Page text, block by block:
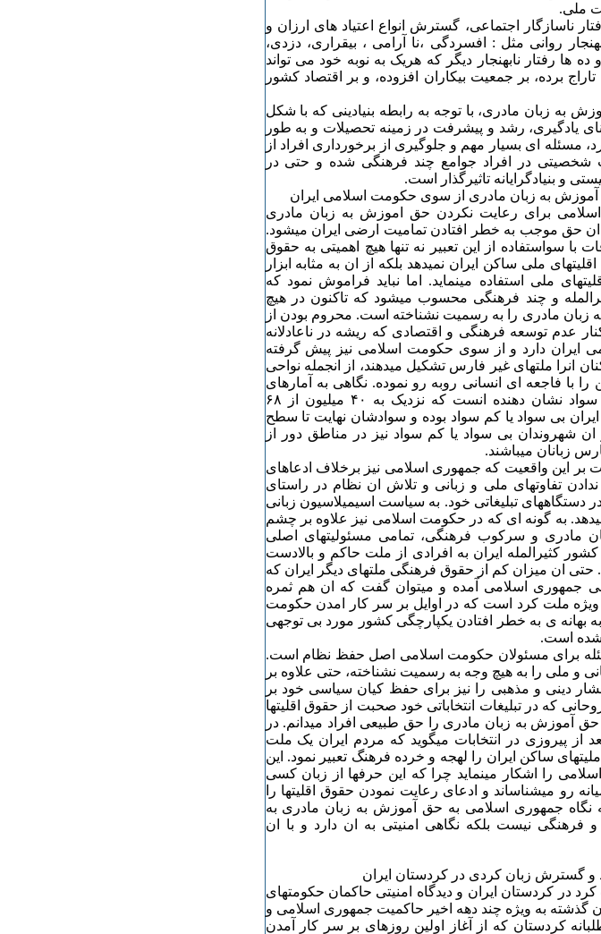
ملی.
ناسازگار اجتماعی، گسترش انواع اعتیاد های ارزان و
روانی مثل : افسردگی ،نا آرامی ، بیقراری، دزدی،
ها رفتار نابهنجار دیگر که هریک به نوبه خود می تواند
تاراج برده، بر جمعیت بیکاران افزوده، و بر اقتصاد کشور
به زبان مادری، با توجه به رابطه بنیادینی که با شکل
یادگیری، رشد و پیشرفت در زمینه تحصیلات و به طور
مسئله ای بسیار مهم و جلوگیری از برخورداری افراد از
شخصیتی در افراد جوامع چند فرهنگی شده و حتی در
و بنیادگرایانه تاثیرگذار است.
به زبان مادری از سوی حکومت اسلامی ایران
برای رعایت نکردن حق اموزش به زبان مادری
ان حق موجب به خطر افتادن تمامیت ارضی ایران میشود.
سواستفاده از این تعبیر نه تنها هیچ اهمیتی به حقوق
ملی ساکن ایران نمیدهد بلکه از ان به مثابه ابزار
ملی استفاده مینماید. اما نباید فراموش نمود که
و چند فرهنگی محسوب میشود که تاکنون در هیچ
مادری را به رسمیت نشناخته است. محروم بودن از
عدم توسعه فرهنگی و اقتصادی که ریشه در ناعادلانه
ایران دارد و از سوی حکومت اسلامی نیز پیش گرفته
انرا ملتهای غیر فارس تشکیل میدهند، از انجمله نواحی
با فاجعه ای انسانی روبه رو نموده. نگاهی به آمارهای
منتشر شده در مورد سطح سواد نشان دهنده انست که نزدیک به ۴۰ میلیون از ۶٨
جمعیت بالای ۶ سال ایران بی سواد یا کم سواد بوده و سوادشان نهایت تا سطح
ان شهروندان بی سواد یا کم سواد نیز در مناطق دور از
زبانان میباشند.
بر این واقعیت که جمهوری اسلامی نیز برخلاف ادعاهای
تفاوتهای ملی و زبانی و تلاش ان نظام در راستای
دستگاههای تبلیغاتی خود. به سیاست اسیمیلاسیون زبانی
به گونه ای که در حکومت اسلامی نیز علاوه بر چشم
مادری و سرکوب فرهنگی، تمامی مسئولیتهای اصلی
کثیرالمله ایران به افرادی از ملت حاکم و بالادست
ان میزان کم از حقوق فرهنگی ملتهای دیگر ایران که
قانون اساسی جمهوری اسلامی آمده و میتوان گفت که ان هم ثمره
ویژه ملت کرد است که در اوایل بر سر کار امدن حکومت
بهانه ی به خطر افتادن یکپارچگی کشور مورد بی توجهی
است.
برای مسئولان حکومت اسلامی اصل حفظ نظام است.
و ملی را به هیچ وجه به رسمیت نشناخته، حتی علاوه بر
دینی و مذهبی را نیز برای حفظ کیان سیاسی خود بر
که در تبلیغات انتخاباتی خود صحبت از حقوق اقلیتها
حق آموزش به زبان مادری را حق طبیعی افراد میدانم. در
از پیروزی در انتخابات میگوید که مردم ایران یک ملت
ساکن ایران را لهجه و خرده فرهنگ تعبیر نمود. این
را اشکار مینماید چرا که این حرفها از زبان کسی
رو میشناساند و ادعای رعایت نمودن حقوق اقلیتها را
نگاه جمهوری اسلامی به حق آموزش به زبان مادری به
نیست بلکه نگاهی امنیتی به ان دارد و با ان
و گسترش زبان کردی در کردستان ایران
در کردستان ایران و دیدگاه امنیتی حاکمان حکومتهای
به ویژه چند دهه اخیر حاکمیت جمهوری اسلامی و
کردستان که از آغاز اولین روزهای بر سر کار آمدن